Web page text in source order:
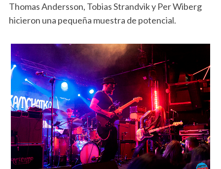
Thomas Andersson, Tobias Strandvik y Per Wiberg
hicieron una pequeña muestra de potencial.